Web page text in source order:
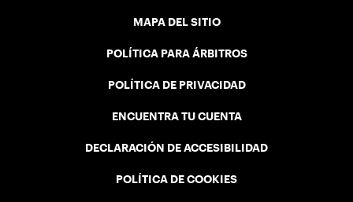
MAPA DEL SITIO
POLÍTICA PARA ÁRBITROS
POLÍTICA DE PRIVACIDAD
ENCUENTRA TU CUENTA
DECLARACIÓN DE ACCESIBILIDAD
POLÍTICA DE COOKIES